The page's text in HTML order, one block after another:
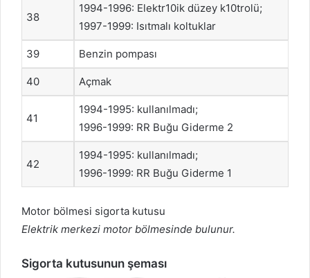
38
1994-1996: Elektr10ik düzey k10trolü;
1997-1999: Isıtmalı koltuklar
39 Benzin pompası
40 Açmak
41
1994-1995: kullanılmadı;
1996-1999: RR Buğu Giderme 2
42
1994-1995: kullanılmadı;
1996-1999: RR Buğu Giderme 1
Motor bölmesi sigorta kutusu
Elektrik merkezi motor bölmesinde bulunur.
Sigorta kutusunun şeması